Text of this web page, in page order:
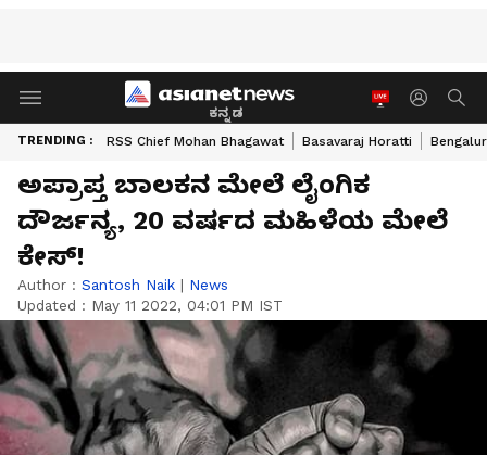
ಕನ್ನಡ
TRENDING : RSS Chief Mohan Bhagawat Basavaraj Horatti
ಅಪ್ರಾಪ್ತ ಬಾಲಕನ ಮೇಲೆ ಲೈಂಗಿಕ
ದೌರ್ಜನ್ಯ, 20 ವರ್ಷದ ಮಹಿಳೆಯ ಮೇಲೆ
ಕೇಸ್!
Author : Santosh Naik | News
Updated : May 11 2022, 04:01 PM IST